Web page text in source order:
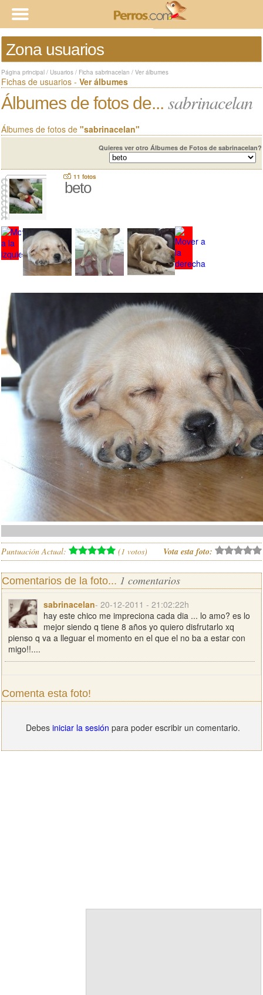
Zona usuarios
Página principal / Usuarios / Ficha sabrinacelan / Ver álbumes
Fichas de usuarios - Ver álbumes
Álbumes de fotos de... sabrinacelan
Álbumes de fotos de "sabrinacelan"
Quieres ver otro Álbumes de Fotos de sabrinacelan?
11 fotos
beto
Puntuación Actual: (1 votos) Vota esta foto:
Comentarios de la foto... 1 comentarios
sabrinacelan- 20-12-2011 - 21:02:22h
hay este chico me impreciona cada dia ... lo amo? es lo
mejor siendo q tiene 8 años yo quiero disfrutarlo xq
pienso q va a lleguar el momento en el que el no ba a estar con
migo!!....
Comenta esta foto!
Debes iniciar la sesión para poder escribir un comentario.